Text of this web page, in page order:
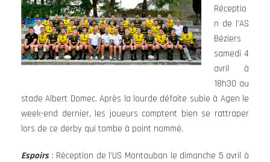
Réceptio
n de l’AS
Béziers
samedi 4
avril à
18h30 au
stade Albert Domec. Après la lourde défaite subie à Agen le
week-end dernier, les joueurs comptent bien se rattraper
lors de ce derby qui tombe à point nommé.
Espoirs: Réception de l’US Montauban le dimanche 5 avril à